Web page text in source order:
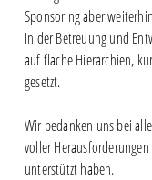
Sponsoring aber
in der Betreuung und
auf flache Hierarchien,
gesetzt.
Wir bedanken uns bei
voller
unterstützt haben.